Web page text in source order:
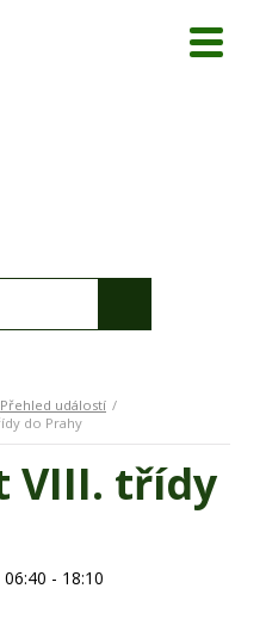
Přehled událostí
do Prahy
VIII. třídy
- 18:10